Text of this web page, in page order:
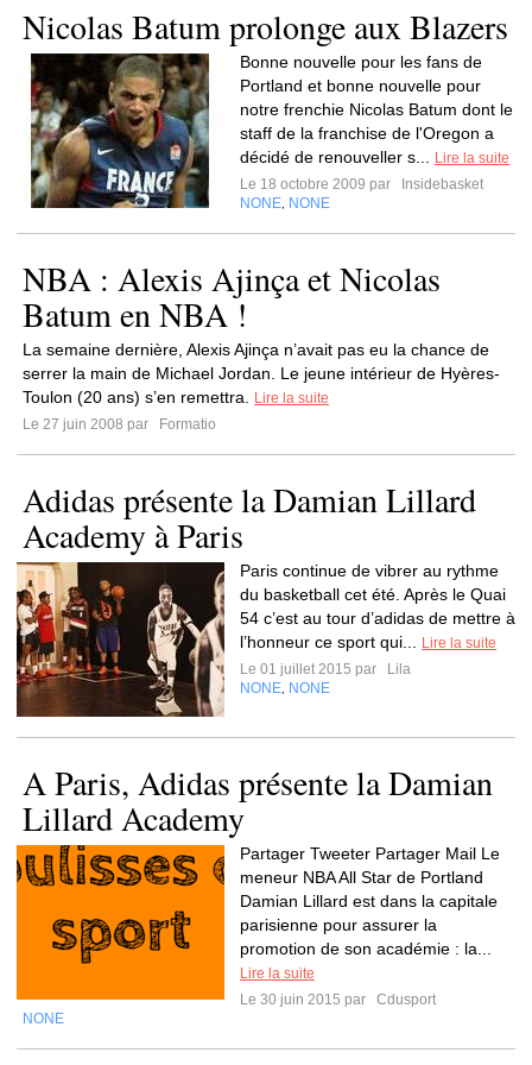
Nicolas Batum prolonge aux Blazers
Bonne nouvelle pour les fans de
Portland et bonne nouvelle pour
notre frenchie Nicolas Batum dont le
staff de la franchise de l'Oregon a
décidé de renouveller s...
Lire la suite
Le 18 octobre 2009 par
Insidebasket
NONE NONE
NBA : Alexis Ajinça et Nicolas
Batum en NBA !
La semaine dernière, Alexis Ajinça n’avait pas eu la chance de
serrer la main de Michael Jordan. Le jeune intérieur de Hyères-
Toulon (20 ans) s’en remettra.
Lire la suite
Le 27 juin 2008 par
Formatio
Adidas présente la Damian Lillard
Academy à Paris
Paris continue de vibrer au rythme
du basketball cet été. Après le Quai
54 c’est au tour d’adidas de mettre à
l’honneur ce sport qui...
Lire la suite
Le 01 juillet 2015 par
Lila
NONE NONE
A Paris, Adidas présente la Damian
Lillard Academy
Partager Tweeter Partager Mail Le
meneur NBA All Star de Portland
Damian Lillard est dans la capitale
parisienne pour assurer la
promotion de son académie : la...
Lire la suite
Le 30 juin 2015 par
Cdusport
NONE